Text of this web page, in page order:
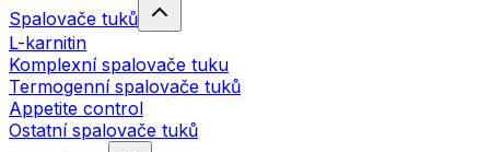
Spalovače tuků
L-karnitin
Komplexní spalovače tuku
Termogenní spalovače tuků
Appetite control
Ostatní spalovače tuků